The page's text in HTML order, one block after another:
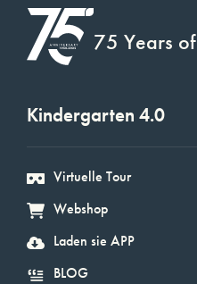
75 Years
Kindergarten 4.0
Virtuelle Tour
Webshop
Laden sie APP
BLOG